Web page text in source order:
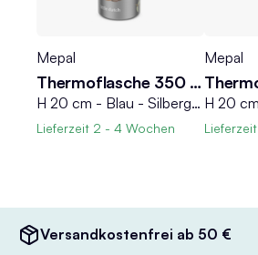
Mepal
Thermoflasche 350 ml CAMPUS
H 20 cm - Blau - Silbergrau - Weiß - Edelstahl - Polypropylen - Silikon
Lieferzeit 2 - 4 Wochen
Mepal
Lieferzeit
Versandkostenfrei ab 50 €